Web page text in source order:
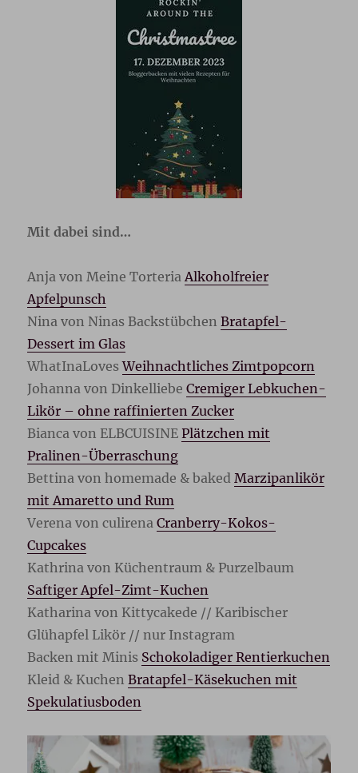
Mit dabei sind…
Anja von Meine TorteriaAlkoholfreier
Apfelpunsch
Nina von Ninas BackstübchenBratapfel-
Dessert im Glas
WhatInaLovesWeihnachtliches Zimtpopcorn
Johanna von DinkelliebeCremiger Lebkuchen-
Likör – ohne raffinierten Zucker
Bianca von ELBCUISINEPlätzchen mit
Pralinen-Überraschung
Bettina von homemade & bakedMarzipanlikör
mit Amaretto und Rum
Verena von culirenaCranberry-Kokos-
Cupcakes
Kathrina von Küchentraum & Purzelbaum
Saftiger Apfel-Zimt-Kuchen
Katharina von Kittycakede // Karibischer
Glühapfel Likör // nur Instagram
Backen mit Minis Schokoladiger Rentierkuchen
Kleid & KuchenBratapfel-Käsekuchen mit
Spekulatiusboden